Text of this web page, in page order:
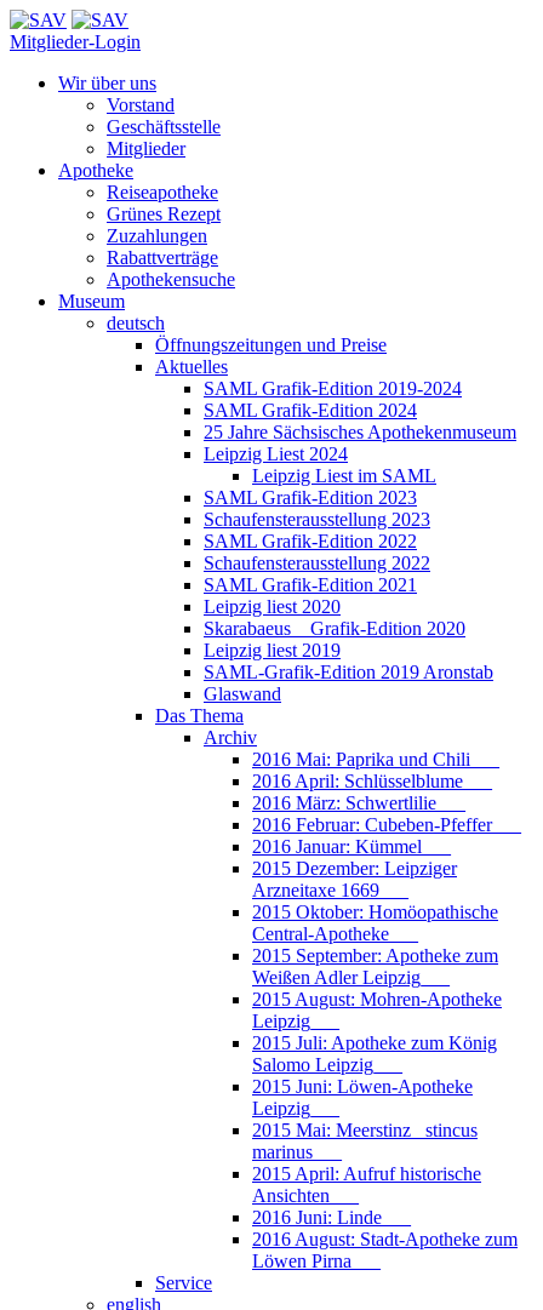
Mitglieder-Login
Wir über uns
Vorstand
Geschäftsstelle
Mitglieder
Apotheke
Reiseapotheke
Grünes Rezept
Zuzahlungen
Rabattverträge
Apothekensuche
Museum
deutsch
Öffnungszeitungen und Preise
Aktuelles
SAML Grafik-Edition 2019-2024
SAML Grafik-Edition 2024
25 Jahre Sächsisches Apothekenmuseum
Leipzig Liest 2024
Leipzig Liest im SAML
SAML Grafik-Edition 2023
Schaufensterausstellung 2023
SAML Grafik-Edition 2022
Schaufensterausstellung 2022
SAML Grafik-Edition 2021
Leipzig liest 2020
Skarabaeus _ Grafik-Edition 2020
Leipzig liest 2019
SAML-Grafik-Edition 2019 Aronstab
Glaswand
Das Thema
Archiv
2016 Mai: Paprika und Chili___
2016 April: Schlüsselblume___
2016 März: Schwertlilie___
2016 Februar: Cubeben-Pfeffer___
2016 Januar: Kümmel___
2015 Dezember: Leipziger
Arzneitaxe 1669___
2015 Oktober: Homöopathische
Central-Apotheke___
2015 September: Apotheke zum
Weißen Adler Leipzig___
2015 August: Mohren-Apotheke
Leipzig___
2015 Juli: Apotheke zum König
Salomo Leipzig___
2015 Juni: Löwen-Apotheke
Leipzig___
2015 Mai: Meerstinz_ stincus
marinus___
2015 April: Aufruf historische
Ansichten___
2016 Juni: Linde___
2016 August: Stadt-Apotheke zum
Löwen Pirna___
Service
english